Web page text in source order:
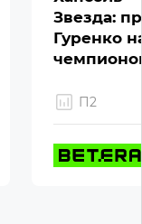
Звезда:
Гуренко
П2